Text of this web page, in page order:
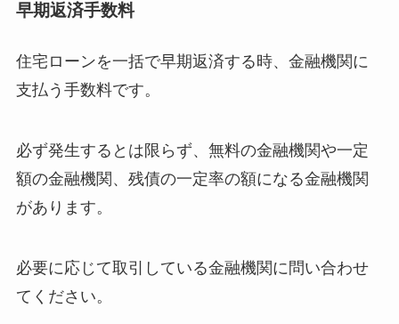
早期返済手数料
住宅ローンを一括で早期返済する時、金融機関に
支払う手数料です。
必ず発生するとは限らず、無料の金融機関や一定
額の金融機関、残債の一定率の額になる金融機関
があります。
必要に応じて取引している金融機関に問い合わせ
てください。